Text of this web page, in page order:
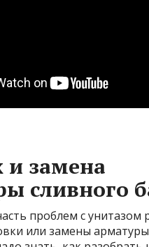
замена
сливного
проблем с унитазом
или замены